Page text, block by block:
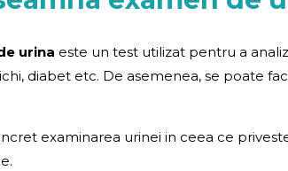
urina este un test utilizat pentru a
diabet etc. De asemenea, se poate
examinarea urinei in ceea ce